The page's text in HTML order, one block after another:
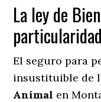
La ley de
El seguro para
insustituible de
Animal en